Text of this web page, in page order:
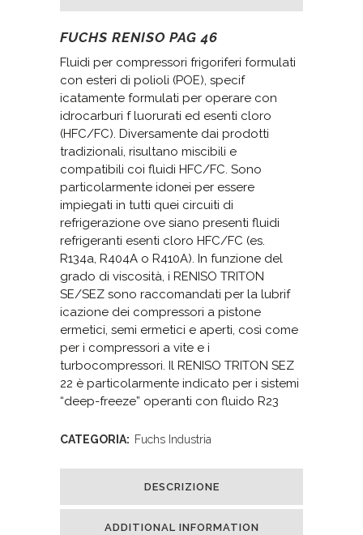
FUCHS RENISO PAG 46
Fluidi per compressori frigoriferi formulati
con esteri di polioli (POE), specif
icatamente formulati per operare con
idrocarburi f luorurati ed esenti cloro
(HFC/FC). Diversamente dai prodotti
tradizionali, risultano miscibili e
compatibili coi fluidi HFC/FC. Sono
particolarmente idonei per essere
impiegati in tutti quei circuiti di
refrigerazione ove siano presenti fluidi
refrigeranti esenti cloro HFC/FC (es.
R134a, R404A o R410A). In funzione del
grado di viscosità, i RENISO TRITON
SE/SEZ sono raccomandati per la lubrif
icazione dei compressori a pistone
ermetici, semi ermetici e aperti, così come
per i compressori a vite e i
turbocompressori. Il RENISO TRITON SEZ
22 è particolarmente indicato per i sistemi
“deep-freeze” operanti con fluido R23
CATEGORIA: Fuchs Industria
DESCRIZIONE
ADDITIONAL INFORMATION